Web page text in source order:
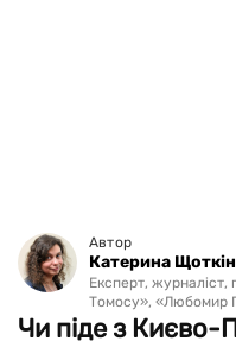
Автор
Катерина
Експерт, журналіст,
Томосу», «Любомир
Чи піде з Києво-